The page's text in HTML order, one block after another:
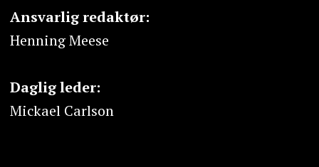
Ansvarlig redaktør:
Henning Meese
Daglig leder:
Mickael Carlson